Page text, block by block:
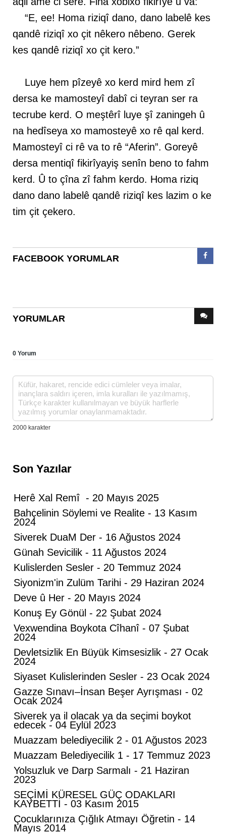
“E, ee! Homa riziqî dano, dano labelê kes
qandê riziqî xo çit nêkero nêbeno. Gerek
kes qandê riziqî xo çit kero.”
Luye hem pîzeyê xo kerd mird hem zî
dersa ke mamosteyî dabî ci teyran ser ra
tecrube kerd. O meştêrî luye şî zaningeh û
na hedîseya xo mamosteyê xo rê qal kerd.
Mamosteyî ci rê va to rê “Aferin”. Goreyê
dersa mentiqî fikirîyayiş senîn beno to fahm
kerd. Û to çîna zî fahm kerdo. Homa riziq
dano dano labelê qandê riziqî kes lazim o ke
tim çit çekero.
FACEBOOK YORUMLAR
YORUMLAR
0 Yorum
Son Yazılar
Herê Xal Remî - 20 Mayıs 2025
Bahçelinin Söylemi ve Realite - 13 Kasım
2024
Siverek DuaM Der - 16 Ağustos 2024
Günah Sevicilik - 11 Ağustos 2024
Kulislerden Sesler - 20 Temmuz 2024
Siyonizm'in Zulüm Tarihi - 29 Haziran 2024
Deve û Her - 20 Mayıs 2024
Konuş Ey Gönül - 22 Şubat 2024
Vexwendina Boykota Cîhanî - 07 Şubat
2024
Devletsizlik En Büyük Kimsesizlik - 27 Ocak
2024
Siyaset Kulislerinden Sesler - 23 Ocak 2024
Gazze Sınavı–İnsan Beşer Ayrışması - 02
Ocak 2024
Siverek ya il olacak ya da seçimi boykot
edecek - 04 Eylül 2023
Muazzam belediyecilik 2 - 01 Ağustos 2023
Muazzam Belediyecilik 1 - 17 Temmuz 2023
Yolsuzluk ve Darp Sarmalı - 21 Haziran
2023
SEÇİMİ KÜRESEL GÜÇ ODAKLARI
KAYBETTİ - 03 Kasım 2015
Çocuklarınıza Çığlık Atmayı Öğretin - 14
Mayıs 2014
Mahmut Hanpolat
Adanmış bir hayat: Neşet Hoca
Abdurahman Deniz Uğurlu
Bazı İnsanların Değeri, Yokluklarında
Anlaşılır: Hacı Mustafa Demirkan
Ali Lale
Hırsızlığın ve Rüşvetin Yeni Adı: Bağış